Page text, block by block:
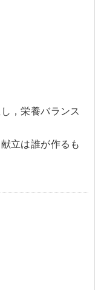
，栄養バランス
立は誰が作るも